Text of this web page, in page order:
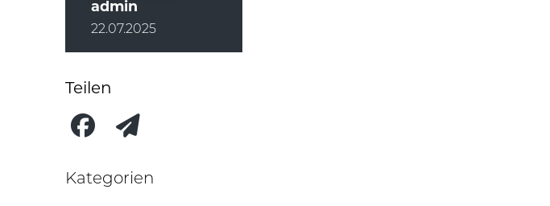
admin
22.07.2025
Teilen
Kategorien